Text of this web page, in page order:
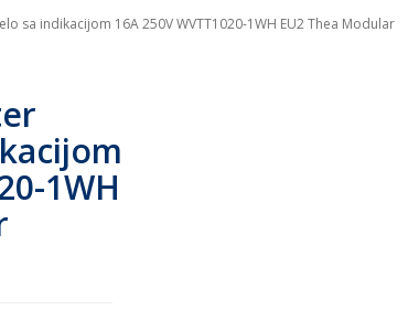
sa indikacijom 16A 250V WVTT1020-1WH EU2 Thea Modular
1WH